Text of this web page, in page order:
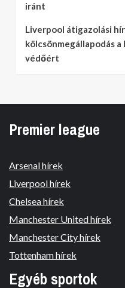
iránt
Liverpool átigazolási
kölcsönmegállapodás
védőért
Premier league
Arsenal hírek
Liverpool hírek
Chelsea hírek
Manchester United hírek
Manchester City hírek
Tottenham hírek
Egyéb sportok